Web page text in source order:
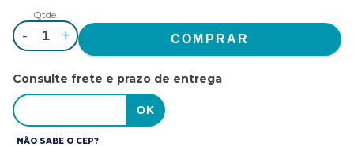
Qtde.
- +
Consulte frete e prazo de entrega
NÃO SABE O CEP?